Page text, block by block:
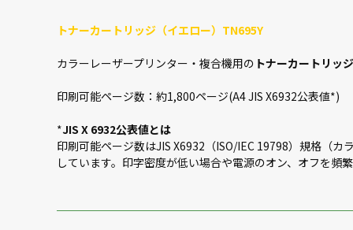
トナーカートリッジ（イエロー）TN695Y
カラーレーザープリンター・複合機用の トナーカートリッ
印刷可能ページ数：約1,800ページ(A4 JIS X6932公表値*)
*JIS X 6932公表値とは
印刷可能ページ数はJIS X6932（ISO/IEC 19798）規格（
しています。印字密度が低い場合や電源のオン、オフを